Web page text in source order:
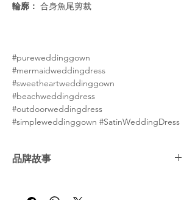
輪廓： 合身魚尾剪裁
#pureweddinggown
#mermaidweddingdress
#sweetheartweddinggown
#beachweddingdress
#outdoorweddingdress
#simpleweddinggown #SatinWeddingDress
品牌故事
俄羅斯婚紗女王。自2002年以來，娜塔莉亞羅